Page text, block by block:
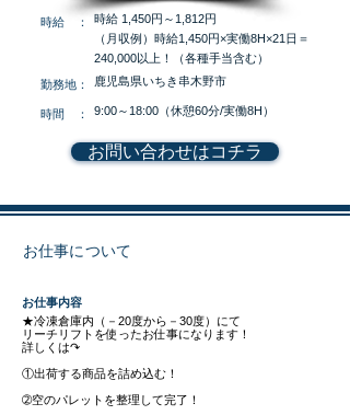
​時給 ：
時給 1,450円～1,812円
（月収例）時給1,450円×実働8H×21日＝
240,000以上！（各種手当含む）
​勤務地：
鹿児島県いちき串木野市
​時間 ： 9:00～18:00（休憩60分/実働8H）
お問い合わせはコチラ
お仕事について
​お仕事内容
★冷凍倉庫内（－20度から－30度）にて
リーチリフトを使ったお仕事になります！
詳しくは↷
①出荷する商品を詰め込む！
➁空のパレットを整理して完了！